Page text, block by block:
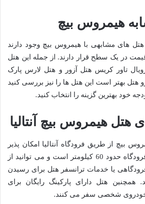
هیمروس بیچ
هتل های مشابهی با هیمروس بیچ وجود دارند
در یک سطح قرار دارند. از جمله این هتل
تاور کریس هتل آزور و هتل لارس پارک
هتل بهتر است این هتل ها را نیز بررسی کنید
خود بهترین گزینه را انتخاب کنید.
هیمروس بیچ آنتالیا
بیچ از طریق فرودگاه آنتالیا امکان پذیر
است. فاصله هتل تا فرودگاه حدود 60 کیلومتر است و می توانید از
یا خدمات ترانسفر هتل برای رسیدن
همچنین هتل دارای پارکینگ رایگان برای
خودروی شخصی سفر می کنند.